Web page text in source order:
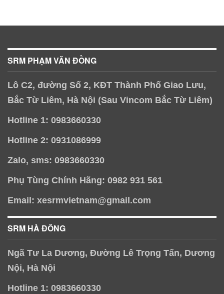
SRM PHẠM VĂN ĐỒNG
Lô C2, đường Số 2, KĐT Thành Phố Giao Lưu,
Bắc Từ Liêm, Hà Nội (Sau Vincom Bắc Từ Liêm)
Hotline 1: 0983660330
Hotline 2: 0931086999
Zalo, sms: 0983660330
Phụ Tùng Chính Hãng: 0982 931 561
Email: xesrmvietnam@gmail.com
SRM HÀ ĐÔNG
Ngã Tư La Dương, Đường Lê Trọng Tấn, Dương
Nội, Hà Nội
Hotline 1: 0983660330